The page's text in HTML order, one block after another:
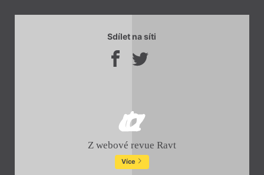
Sdílet na síti
Z webové revue Ravt
Více